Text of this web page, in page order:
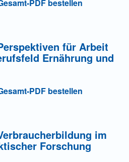
PDF bestellen
für Arbeit
Ernährung und
PDF bestellen
im
Forschung